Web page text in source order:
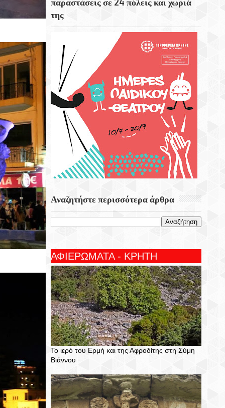
Το Εκκλησάκι Του Τιμίου Σταυρού Στο
Στρούμπουλα
6 Αυγούστου 1999 Φεύγει Απο Την Ζωή Η
Ρίτα Σακελαρίου
Eορτή Της Μεταμόρφωσης Του Σωτήρος
παραστάσεις σε 24 πόλεις και χωριά
της
Αναζητήστε περισσότερα άρθρα
ΑΦΙΕΡΩΜΑΤΑ - ΚΡΗΤΗ
Το ιερό του Ερμή και της Αφροδίτης στη Σύμη
Βιάννου